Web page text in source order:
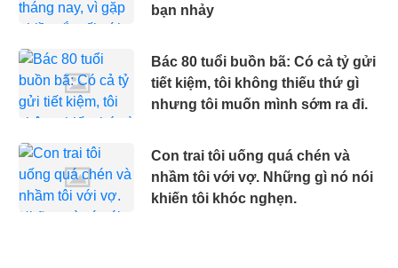
bạn nhảy
Bác 80 tuổi buồn bã: Có cả tỷ gửi
tiết kiệm, tôi không thiếu thứ gì
nhưng tôi muốn mình sớm ra đi.
Con trai tôi uống quá chén và
nhầm tôi với vợ. Những gì nó nói
khiến tôi khóc nghẹn.